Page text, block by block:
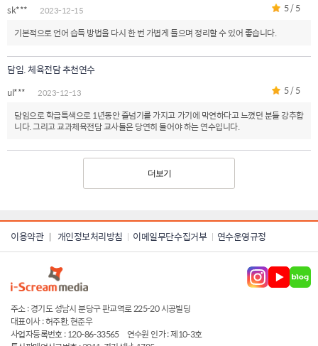
sk*** 2023-12-15
5 / 5
기본적으로 언어 습득 방법을 다시 한 번 가볍게 들으며 정리할 수 있어 좋습니다.
담임. 체육전담 추천연수
ul*** 2023-12-13
5 / 5
담임으로 학급특색으로 1년동안 줄넘기를 가지고 가기에 막연하다고 느꼈던 분들 강추합
니다. 그리고 교과체육전담 교사들은 당연히 들어야 하는 연수입니다.
더보기
이용약관 | 개인정보처리방침 이메일무단수집거부 연수운영규정
주소 : 경기도 성남시 분당구 판교역로 225-20 시공빌딩
대표이사 : 허주환, 현준우
사업자등록번호 : 120-86-33565
연수원 인가 : 제10-3호